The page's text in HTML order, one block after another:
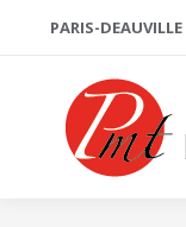
PARIS-DEAUVILLE